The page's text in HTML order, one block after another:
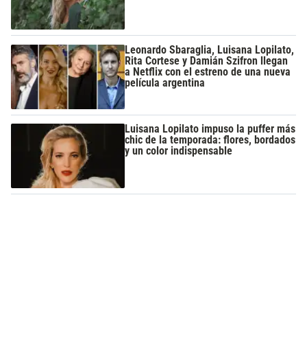
Leonardo Sbaraglia, Luisana Lopilato,
Rita Cortese y Damián Szifron llegan
a Netflix con el estreno de una nueva
película argentina
Luisana Lopilato impuso la puffer más
chic de la temporada: flores, bordados
y un color indispensable